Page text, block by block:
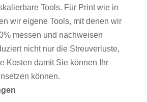
Tools. Für Print wie in
wir eigene Tools, mit denen wir
messen und nachweisen
nicht nur die Streuverluste,
Kosten damit Sie können Ihr
können.